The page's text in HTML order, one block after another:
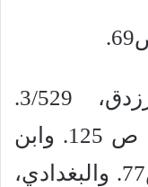
(12) شرح ديوان الفرزدق، 3/529.
والخليل، الجمل في النحو، ص 125. وابن
عصفور، ضرائر الشعر، ص77. والبغدادي،